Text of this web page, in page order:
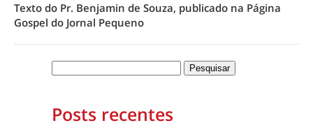
Texto do Pr. Benjamin de Souza, publicado na Página
Gospel do Jornal Pequeno
Posts recentes